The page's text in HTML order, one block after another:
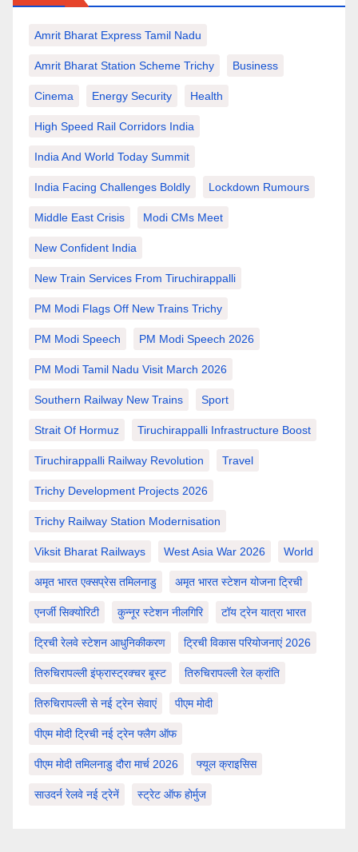
Amrit Bharat Express Tamil Nadu
Amrit Bharat Station Scheme Trichy Business
Cinema Energy Security Health
High Speed Rail Corridors India
India And World Today Summit
India Facing Challenges Boldly Lockdown Rumours
Middle East Crisis Modi CMs Meet
New Confident India
New Train Services From Tiruchirappalli
PM Modi Flags Off New Trains Trichy
PM Modi Speech PM Modi Speech 2026
PM Modi Tamil Nadu Visit March 2026
Southern Railway New Trains Sport
Strait Of Hormuz Tiruchirappalli Infrastructure Boost
Tiruchirappalli Railway Revolution Travel
Trichy Development Projects 2026
Trichy Railway Station Modernisation
Viksit Bharat Railways West Asia War 2026 World
अमृत भारत एक्सप्रेस तमिलनाडु अमृत भारत स्टेशन योजना ट्रिची
एनर्जी सिक्योरिटी कुन्नूर स्टेशन नीलगिरि टॉय ट्रेन यात्रा भारत
ट्रिची रेलवे स्टेशन आधुनिकीकरण ट्रिची विकास परियोजनाएं 2026
तिरुचिरापल्ली इंफ्रास्ट्रक्चर बूस्ट तिरुचिरापल्ली रेल क्रांति
तिरुचिरापल्ली से नई ट्रेन सेवाएं पीएम मोदी
पीएम मोदी ट्रिची नई ट्रेन फ्लैग ऑफ
पीएम मोदी तमिलनाडु दौरा मार्च 2026 फ्यूल क्राइसिस
साउदर्न रेलवे नई ट्रेनें स्ट्रेट ऑफ होर्मुज